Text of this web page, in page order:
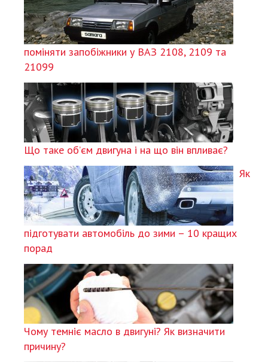
поміняти запобіжники у ВАЗ 2108, 2109 та
21099
Що таке об’єм двигуна і на що він впливає?
Як
підготувати автомобіль до зими – 10 кращих
порад
Чому темніє масло в двигуні? Як визначити
причину?